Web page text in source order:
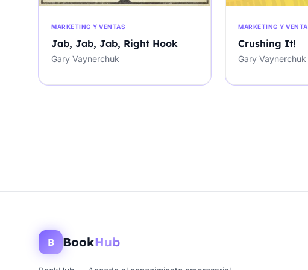
MARKETING Y VENTAS
Jab, Jab, Jab, Right Hook
Gary Vaynerchuk
MARKETING Y
Crushing It!
Gary Vaynerchuk
B BookHub